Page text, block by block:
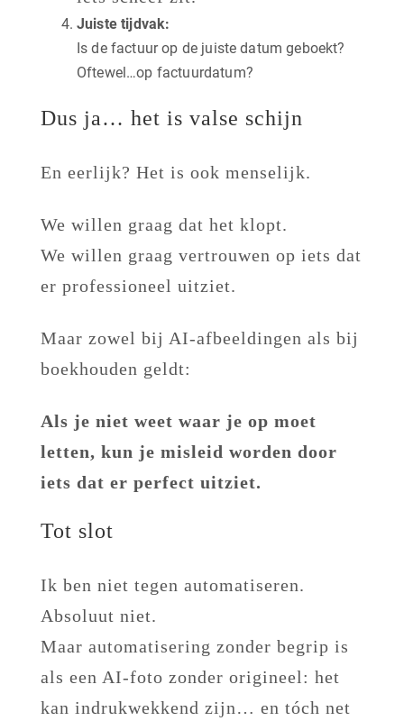
Juiste tijdvak:
Is de factuur op de juiste datum geboekt?
Oftewel…op factuurdatum?
Dus ja… het is valse schijn
En eerlijk? Het is ook menselijk.
We willen graag dat het klopt.
We willen graag vertrouwen op iets dat
er professioneel uitziet.
Maar zowel bij AI-afbeeldingen als bij
boekhouden geldt:
Als je niet weet waar je op moet
letten, kun je misleid worden door
iets dat er perfect uitziet.
Tot slot
Ik ben niet tegen automatiseren.
Absoluut niet.
Maar automatisering zonder begrip is
als een AI-foto zonder origineel: het
kan indrukwekkend zijn… en tóch net